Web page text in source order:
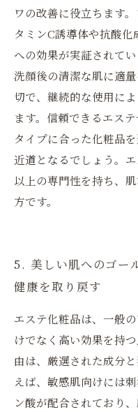
ワの改善に役立ちます
タミンC誘導体や抗酸
への効果が実証されて
洗顔後の清潔な肌に適
切で、継続的な使用に
ます。信頼できるエス
タイプに合った化粧品
近道となるでしょう。
以上の専門性を持ち、
方です。
5. 美しい肌へのゴー
健康を取り戻す
エステ化粧品は、一般
けでなく高い効果を持
由は、厳選された成分
えば、敏感肌向けには
ン酸が配合されており